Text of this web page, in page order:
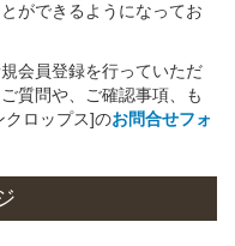
ができるようになってお
会員登録を行っていただ
質問や、ご確認事項、も
クロップス]のお問合せフォ